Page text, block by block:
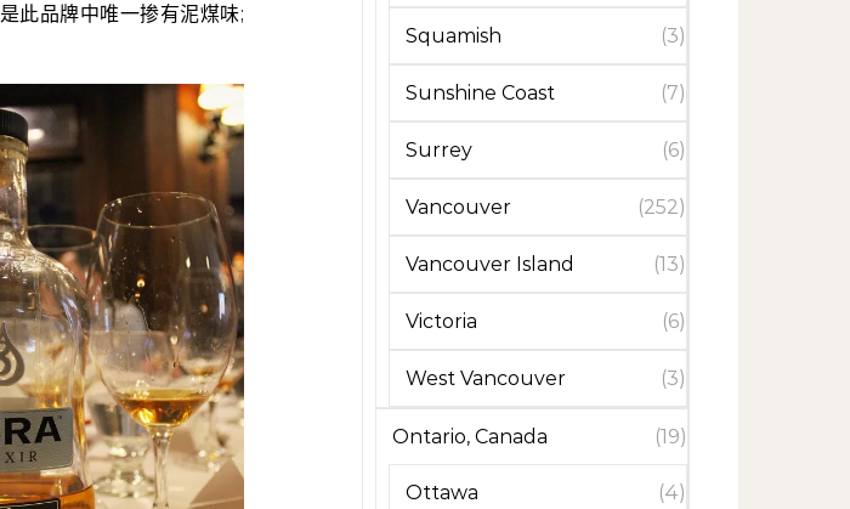
是此品牌中唯一掺有泥煤味;
Squamish (3)
Sunshine Coast (7)
Surrey (6)
Vancouver (252)
Vancouver Island (13)
Victoria (6)
West Vancouver (3)
Ontario, Canada (19)
Ottawa (4)